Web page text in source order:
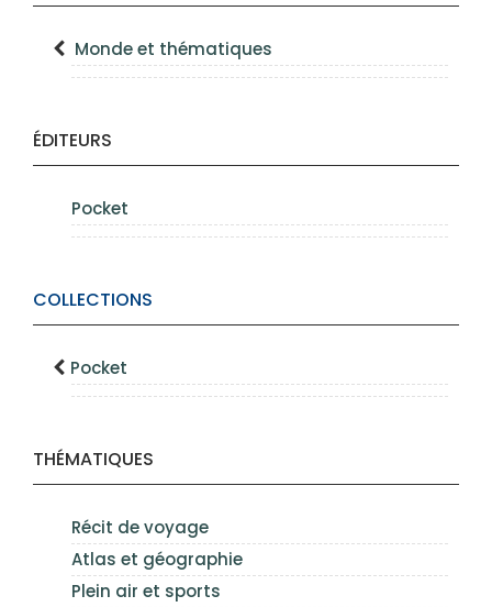
Monde et thématiques
ÉDITEURS
Pocket
COLLECTIONS
Pocket
THÉMATIQUES
Récit de voyage
Atlas et géographie
Plein air et sports